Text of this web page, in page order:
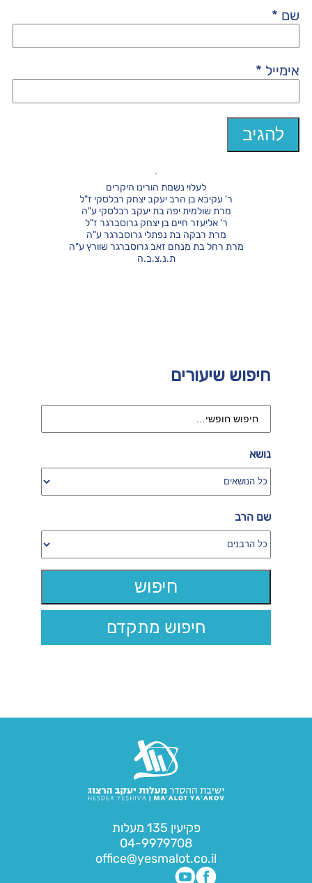
שם *
אימייל *
חיפוש שיעורים
נושא
שם הרב
חיפוש מתקדם
לעלוי נשמת הורינו היקרים
ר' עקיבא בן הרב יעקב יצחק רבלסקי ז"ל
מרת שולמית יפה בת יעקב רבלסקי ע"ה
ר' אליעזר חיים בן יצחק גרוסברגר ז"ל
מרת רבקה בת נפתלי גרוסברגר ע"ה
מרת רחל בת מנחם זאב גרוסברגר שוורץ ע"ה
ת.נ.צ.ב.ה
פקיעין 135 מעלות
04-9979708
office@yesmalot.co.il